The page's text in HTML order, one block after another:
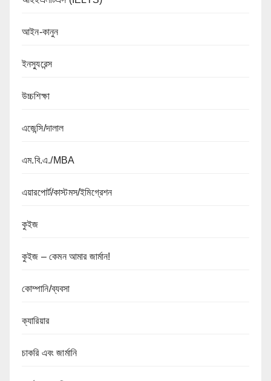
আইন-কানুন
ইনস্যুরেন্স
উচ্চশিক্ষা
এজেন্সি/দালাল
এম.বি.এ./MBA
এয়ারপোর্ট/কাস্টমস/ইমিগ্রেশন
কুইজ
কুইজ – কেমন আমার জার্মান!
কোম্পানি/ব্যবসা
ক্যারিয়ার
চাকরি এবং জার্মানি